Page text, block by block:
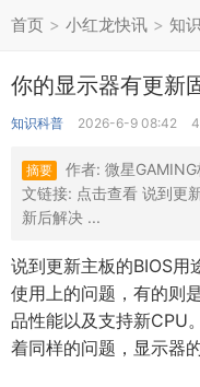
首页 > 小红龙快讯 > 知
你的显示器有更新
知识科普 2026-6-9 08:42
摘要
作者: 微星
文链接: 点击查看 说到更
新后解决 ...
说到更新主板的BIOS用
使用上的问题，有的则
品性能以及支持新CPU
着同样的问题，显示器